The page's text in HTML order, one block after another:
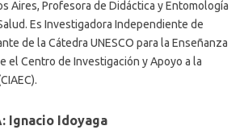
Aires, Profesora de Didáctica y Entomología
Es Investigadora Independiente de
de la Cátedra UNESCO para la Enseñanza
el Centro de Investigación y Apoyo a la
Ignacio Idoyaga